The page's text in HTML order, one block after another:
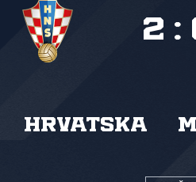
Hrvatska
2 :